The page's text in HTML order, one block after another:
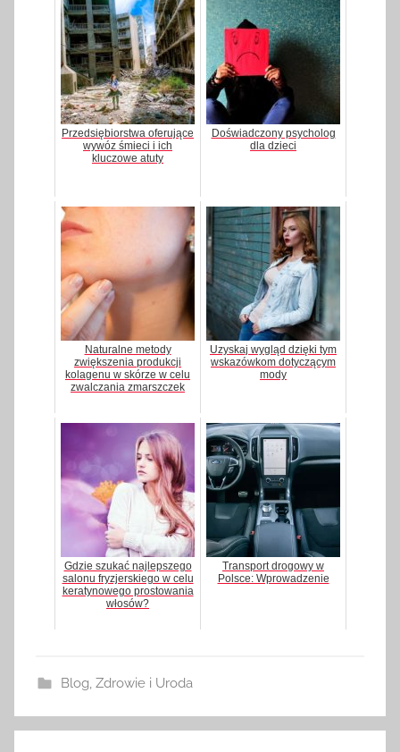
Przedsiębiorstwa oferujące
wywóz śmieci i ich
kluczowe atuty
Doświadczony psycholog
dla dzieci
Naturalne metody
zwiększenia produkcji
kolagenu w skórze w celu
zwalczania zmarszczek
Uzyskaj wygląd dzięki tym
wskazówkom dotyczącym
mody
Gdzie szukać najlepszego
salonu fryzjerskiego w celu
keratynowego prostowania
włosów?
Transport drogowy w
Polsce: Wprowadzenie
Blog, Zdrowie i Uroda